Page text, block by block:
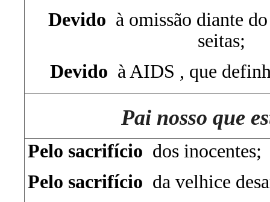
Devido à omissão diante
seitas;
Devido à AIDS , que
Pai nosso que
Pelo sacrifício dos inocentes;
Pelo sacrifício da velhice